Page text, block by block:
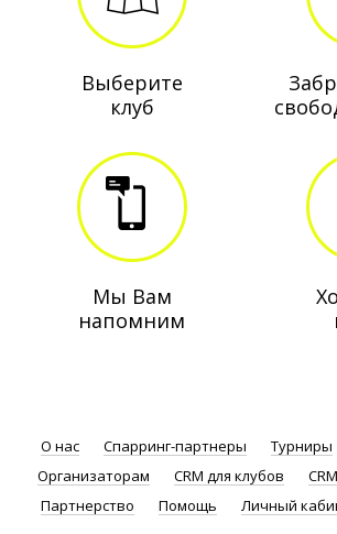
Выберите
клуб
Мы Вам
напомним
О нас Спарринг-партнеры Турниры
Организаторам
CRM для клубов
Партнерство
Помощь Личный